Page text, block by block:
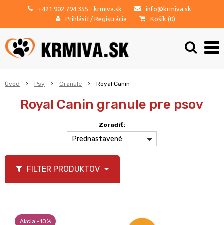
+421 902 794 355 - krmiva.sk
info@krmiva.sk
Prihlásiť / Registrácia Košík (0)
Úvod Psy Granule Royal Canin
Royal Canin granule pre psov
Zoradiť:
Prednastavené
FILTER PRODUKTOV
Akcia -10%